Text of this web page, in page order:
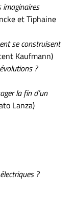
imaginaires
et Tiphaine
se construisent
Kaufmann)
?
la fin d’un
Lanza)
?